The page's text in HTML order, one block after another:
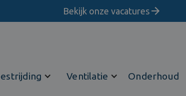
Bekijk onze vacatures
Ventilatie Onderhoud